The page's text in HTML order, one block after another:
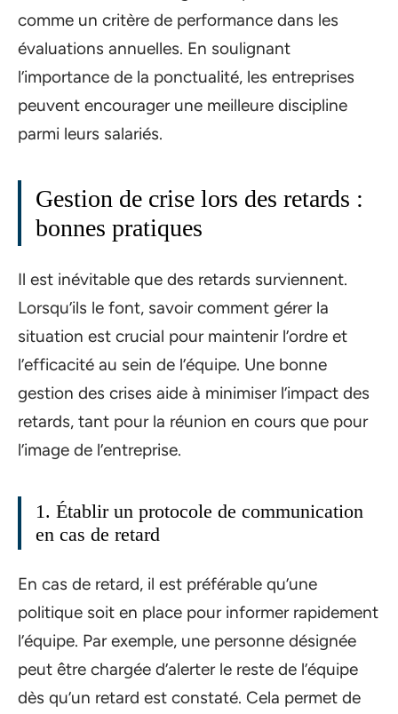
comme un critère de performance dans les
évaluations annuelles. En soulignant
l’importance de la ponctualité, les entreprises
peuvent encourager une meilleure discipline
parmi leurs salariés.
Gestion de crise lors des retards :
bonnes pratiques
Il est inévitable que des retards surviennent.
Lorsqu’ils le font, savoir comment gérer la
situation est crucial pour maintenir l’ordre et
l’efficacité au sein de l’équipe. Une bonne
gestion des crises aide à minimiser l’impact des
retards, tant pour la réunion en cours que pour
l’image de l’entreprise.
1. Établir un protocole de communication
en cas de retard
En cas de retard, il est préférable qu’une
politique soit en place pour informer rapidement
l’équipe. Par exemple, une personne désignée
peut être chargée d’alerter le reste de l’équipe
dès qu’un retard est constaté. Cela permet de